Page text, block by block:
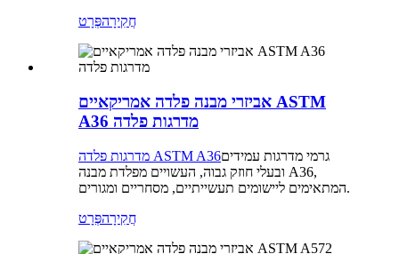
חֲקִירָהפְּרָט
אביזרי מבנה פלדה אמריקאיים ASTM
A36 מדרגות פלדה
מדרגות פלדה ASTM A36גרמי מדרגות עמידים
ובעלי חוזק גבוה, העשויים מפלדת מבנה A36,
המתאימים ליישומים תעשייתיים, מסחריים ומגורים.
חֲקִירָהפְּרָט